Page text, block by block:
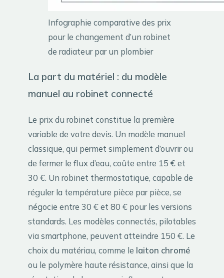
Infographie comparative des prix
pour le changement d’un robinet
de radiateur par un plombier
La part du matériel : du modèle
manuel au robinet connecté
Le prix du robinet constitue la première
variable de votre devis. Un modèle manuel
classique, qui permet simplement d’ouvrir ou
de fermer le flux d’eau, coûte entre 15 € et
30 €. Un robinet thermostatique, capable de
réguler la température pièce par pièce, se
négocie entre 30 € et 80 € pour les versions
standards. Les modèles connectés, pilotables
via smartphone, peuvent atteindre 150 €. Le
choix du matériau, comme le laiton chromé
ou le polymère haute résistance, ainsi que la